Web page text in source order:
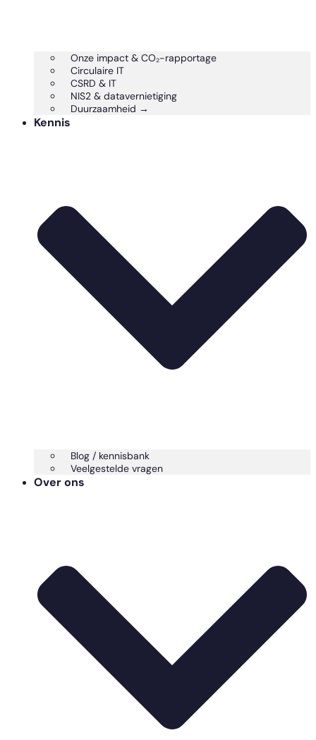
Onze impact & CO₂-rapportage
Circulaire IT
CSRD & IT
NIS2 & datavernietiging
Duurzaamheid →
Kennis
Blog / kennisbank
Veelgestelde vragen
Over ons